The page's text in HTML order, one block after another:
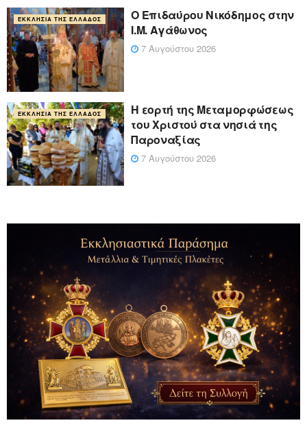
ΕΚΚΛΗΣΊΑ ΤΗΣ ΕΛΛΆΔΟΣ
Ο Επιδαύρου Νικόδημος στην
Ι.Μ. Αγάθωνος
7 Αυγούστου 2026
ΕΚΚΛΗΣΊΑ ΤΗΣ ΕΛΛΆΔΟΣ
Η εορτή της Μεταμορφώσεως
του Χριστού στα νησιά της
Παροναξίας
7 Αυγούστου 2026